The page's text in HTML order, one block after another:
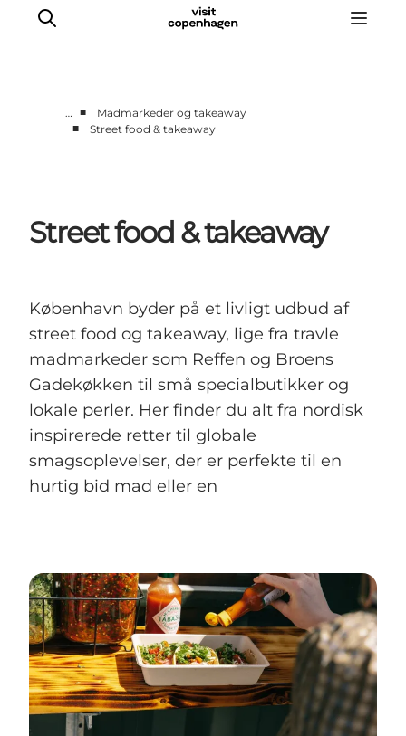
Områder
Copenhagen Card
… ■
Madmarkeder og takeaway
■
Street food & takeaway
Street food & takeaway
København byder på et livligt udbud af
street food og takeaway, lige fra travle
madmarkeder som Reffen og Broens
Gadekøkken til små specialbutikker og
lokale perler. Her finder du alt fra nordisk
inspirerede retter til globale
smagsoplevelser, der er perfekte til en
hurtig bid mad eller en